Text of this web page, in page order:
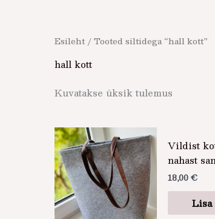
Esileht / Tooted siltidega “hall kott”
hall kott
Kuvatakse üksik tulemus
Vildist
nahast
18,00€